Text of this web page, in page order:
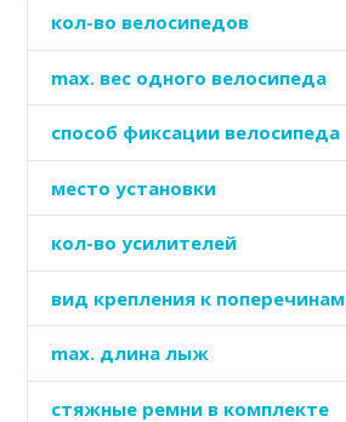
кол-во велосипедов
maх. вес одного велосипеда
способ фиксации велосипеда
место установки
кол-во усилителей
вид крепления к поперечинам
max. длина лыж
стяжные ремни в комплекте